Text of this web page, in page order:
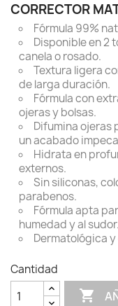
CORRECTOR
Fórmula 99%
Disponible en 2
canela o rosado.
Textura ligera
de larga duración.
Fórmula con
ojeras y bolsas.
Difumina ojeras
un acabado
Hidrata en
externos.
Sin siliconas,
parabenos.
Fórmula apta
humedad y al sudor.
Dermatológica
Cantidad
